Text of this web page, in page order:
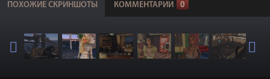
ПОХОЖИЕ СКРИНШОТЫ КОММЕНТАРИИ 0